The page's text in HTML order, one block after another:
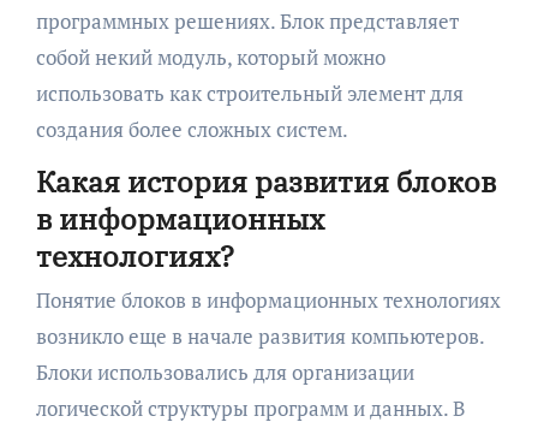
программных решениях. Блок представляет
собой некий модуль, который можно
использовать как строительный элемент для
создания более сложных систем.
Какая история развития блоков
в информационных
технологиях?
Понятие блоков в информационных технологиях
возникло еще в начале развития компьютеров.
Блоки использовались для организации
логической структуры программ и данных. В